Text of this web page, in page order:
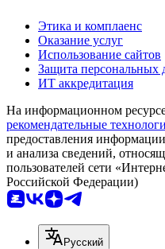
Этика и комплаенс
Оказание услуг
Использование сайтов
Защита персональных
ИТ аккредитация
На информационном
рекомендательные
предоставления
и анализа сведений,
пользователей сети
Российской Федерации)
Русский